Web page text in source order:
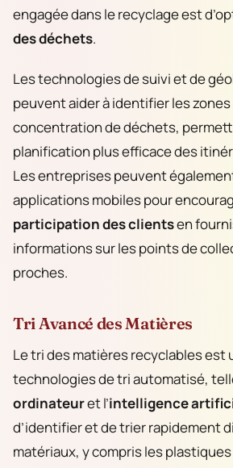
engagée dans le recyclage est
des déchets.
Les technologies de suivi et de
peuvent aider à identifier les
concentration de déchets,
planification plus efficace des
Les entreprises peuvent
applications mobiles pour
participation des clientsen
informations sur les points de
proches.
Tri Avancé des Matières
Le tri des matières recyclables est
technologies de tri automatisé,
ordinateuret l’intelligence
d’identifier et de trier rapidement
matériaux, y compris les